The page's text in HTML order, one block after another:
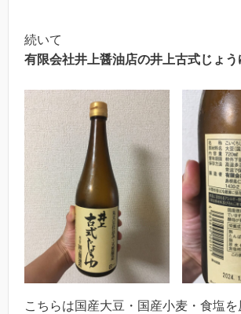
続いて
有限会社井上醤油店の井上古式じょう
こちらは国産大豆・国産小麦・食塩